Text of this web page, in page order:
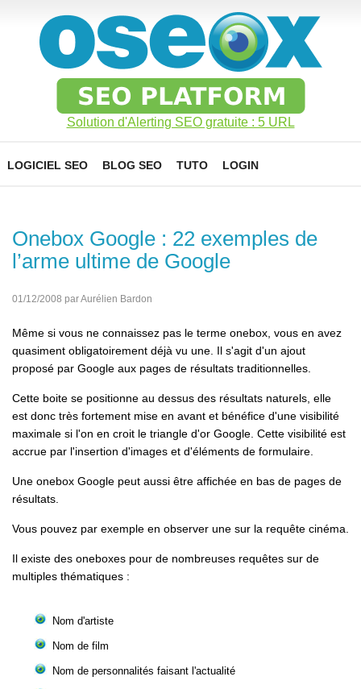
Solution d'Alerting SEO gratuite : 5 URL
LOGICIEL SEO BLOG SEO TUTO LOGIN
Onebox Google : 22 exemples de
l’arme ultime de Google
01/12/2008 par Aurélien Bardon
Même si vous ne connaissez pas le terme onebox, vous en avez
quasiment obligatoirement déjà vu une. Il s'agit d'un ajout
proposé par Google aux pages de résultats traditionnelles.
Cette boite se positionne au dessus des résultats naturels, elle
est donc très fortement mise en avant et bénéfice d'une visibilité
maximale si l'on en croit le triangle d'or Google. Cette visibilité est
accrue par l'insertion d'images et d'éléments de formulaire.
Une onebox Google peut aussi être affichée en bas de pages de
résultats.
Vous pouvez par exemple en observer une sur la requête cinéma.
Il existe des oneboxes pour de nombreuses requêtes sur de
multiples thématiques :
Nom d'artiste
Nom de film
Nom de personnalités faisant l'actualité